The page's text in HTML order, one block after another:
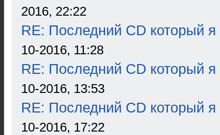
2016, 22:22
RE: Последний CD который я
10-2016, 11:28
RE: Последний CD который я
10-2016, 13:53
RE: Последний CD который я
10-2016, 17:22